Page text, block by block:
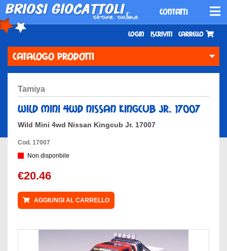
CONTATTI
CATALOGO PRODOTTI
Login Iscriviti Carrello
tamiya
wild mini 4wd nissan kingcub jr. 17007
Wild Mini 4wd Nissan Kingcub Jr. 17007
Cod. 17007
Non disponbile
€20.46
AGGIUNGI AL CARRELLO